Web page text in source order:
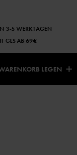
3-5 WERKTAGEN
GLS AB 69€
LEGEN